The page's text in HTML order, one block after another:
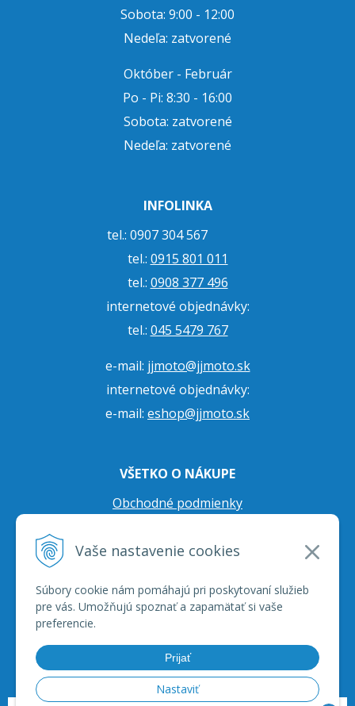
Vaše nastavenie cookies
Súbory cookie nám pomáhajú pri poskytovaní služieb
pre vás. Umožňujú spoznať a zapamätať si vaše
preferencie.
Prijať
Nastaviť
Sobota: 9:00 - 12:00
Nedeľa: zatvorené
Október - Február
Po - Pi: 8:30 - 16:00
Sobota: zatvorené
Nedeľa: zatvorené
INFOLINKA
tel.: 0907 304 567
tel.: 0915 801 011
tel.: 0908 377 496
internetové objednávky:
tel.: 045 5479 767
e-mail: jjmoto@jjmoto.sk
internetové objednávky:
e-mail: eshop@jjmoto.sk
VŠETKO O NÁKUPE
Obchodné podmienky
Prepravné podmienky